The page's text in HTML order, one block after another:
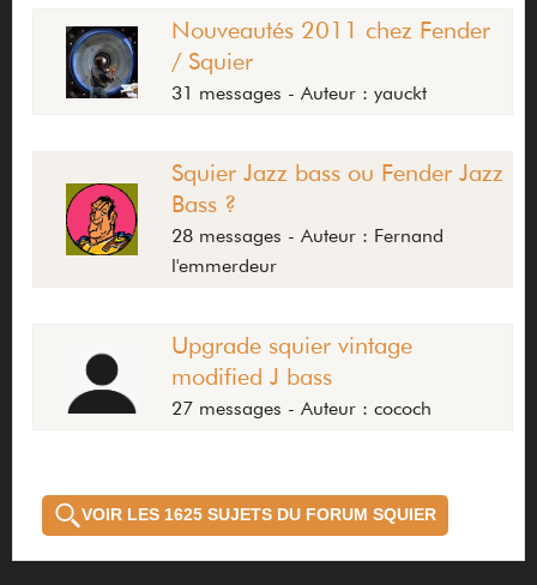
Nouveautés 2011 chez Fender
/ Squier
31 messages - Auteur : yauckt
Squier Jazz bass ou Fender Jazz
Bass ?
28 messages - Auteur : Fernand
l'emmerdeur
Upgrade squier vintage
modified J bass
27 messages - Auteur : cococh
VOIR LES 1625 SUJETS DU FORUM SQUIER